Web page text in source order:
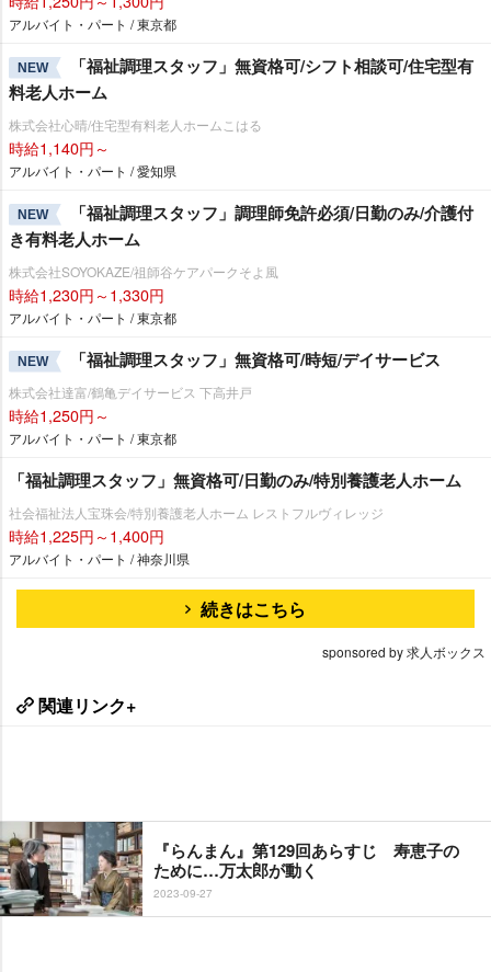
アルバイト・パート / 東京都
NEW
「福祉調理スタッフ」無資格可/シフト相談可/住宅型有
料老人ホーム
株式会社心晴/住宅型有料老人ホームこはる
時給1,140円～
アルバイト・パート / 愛知県
NEW
「福祉調理スタッフ」調理師免許必須/日勤のみ/介護付
き有料老人ホーム
株式会社SOYOKAZE/祖師谷ケアパークそよ風
時給1,230円～1,330円
アルバイト・パート / 東京都
NEW 「福祉調理スタッフ」無資格可/時短/デイサービス
株式会社達富/鶴亀デイサービス 下高井戸
時給1,250円～
アルバイト・パート / 東京都
「福祉調理スタッフ」無資格可/日勤のみ/特別養護老人ホーム
社会福祉法人宝珠会/特別養護老人ホーム レストフルヴィレッジ
時給1,225円～1,400円
アルバイト・パート / 神奈川県
続きはこちら
sponsored by 求人ボックス
関連リンク+
『らんまん』第129回あらすじ 寿恵子の
ために…万太郎が動く
2023-09-27